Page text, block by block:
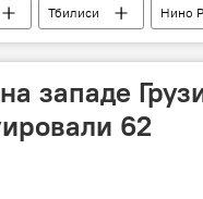
Тбилиси
Нино
Тбилисский театр
западе
62